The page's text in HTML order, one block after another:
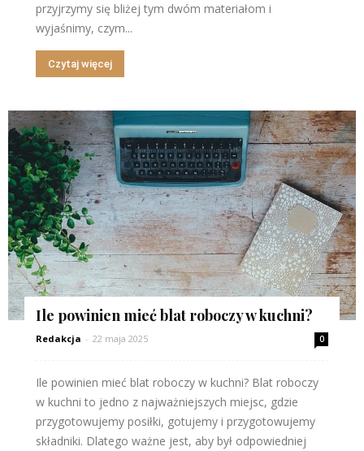
przyjrzymy się bliżej tym dwóm materiałom i
wyjaśnimy, czym...
Czytaj więcej
Ile powinien mieć blat roboczy w kuchni?
Redakcja - 22 maja 2025 0
Ile powinien mieć blat roboczy w kuchni? Blat roboczy
w kuchni to jedno z najważniejszych miejsc, gdzie
przygotowujemy posiłki, gotujemy i przygotowujemy
składniki. Dlatego ważne jest, aby był odpowiedniej